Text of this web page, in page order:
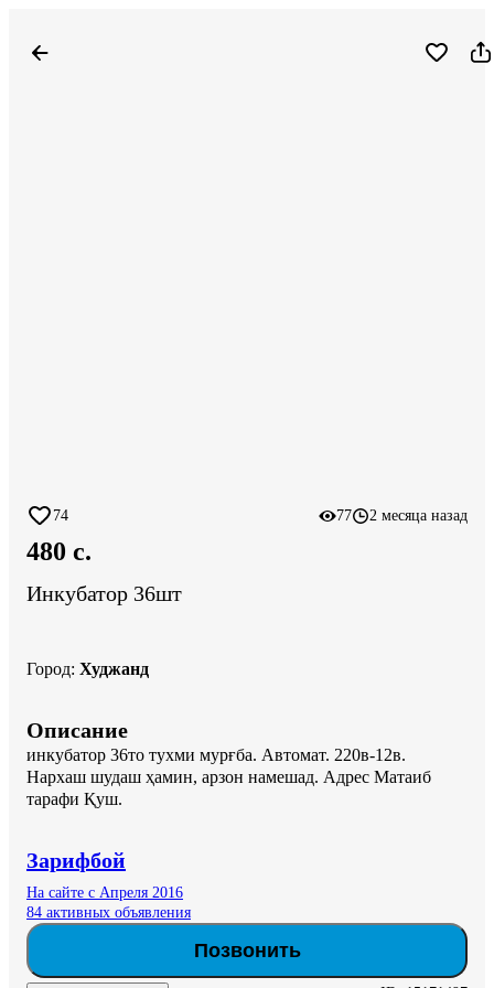
74 77 2 месяца назад
480 c.
Инкубатор 36шт
Город: Худжанд
Описание
инкубатор 36то тухми мурғба. Автомат. 220в-12в.
Нархаш шудаш ҳамин, арзон намешад. Адрес Матаиб
тарафи Қуш.
Зарифбой
На сайте с Апреля 2016
84 активных объявления
Позвонить